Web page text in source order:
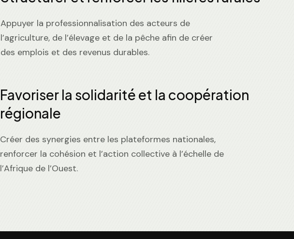
Appuyer la professionnalisation des acteurs de
l’agriculture, de l’élevage et de la pêche afin de créer
des emplois et des revenus durables.
Favoriser la solidarité et la coopération
régionale
Créer des synergies entre les plateformes nationales,
renforcer la cohésion et l’action collective à l’échelle de
l’Afrique de l’Ouest.